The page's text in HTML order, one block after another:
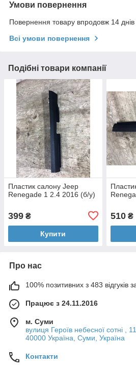
Умови повернення
Повернення товару впродовж 14
Всі умови повернення
Подібні товари компанії
Пластик салону Jeep
Renegade 1 2.4 2016 (б/у)
399 ₴
Купити
510₴
Про нас
100% позитивних з 483 відгуків
Працює з 24.11.2016
м. Суми
вулиця Героїв небесної сотні ,
40000 Україна, Суми, Україна
Контакти